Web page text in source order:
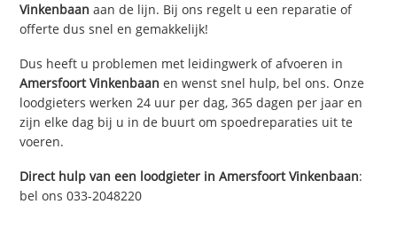
Vinkenbaan aan de lijn. Bij ons regelt u een reparatie of
offerte dus snel en gemakkelijk!
Dus heeft u problemen met leidingwerk of afvoeren in
Amersfoort Vinkenbaan en wenst snel hulp, bel ons. Onze
loodgieters werken 24 uur per dag, 365 dagen per jaar en
zijn elke dag bij u in de buurt om spoedreparaties uit te
voeren.
Direct hulp van een loodgieter inAmersfoort Vinkenbaan:
bel ons 033-2048220